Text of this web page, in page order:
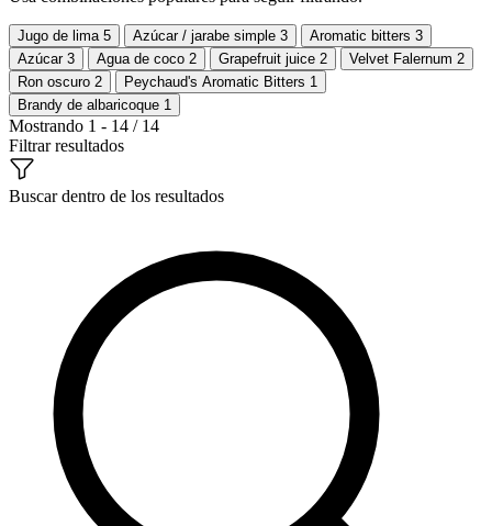
Jugo de lima 5 Azúcar / jarabe simple 3 Aromatic bitters 3
Azúcar 3 Agua de coco 2 Grapefruit juice 2 Velvet Falernum 2
Ron oscuro 2 Peychaud's Aromatic Bitters 1
Brandy de albaricoque 1
Mostrando 1 - 14 / 14
Filtrar resultados
Buscar dentro de los resultados